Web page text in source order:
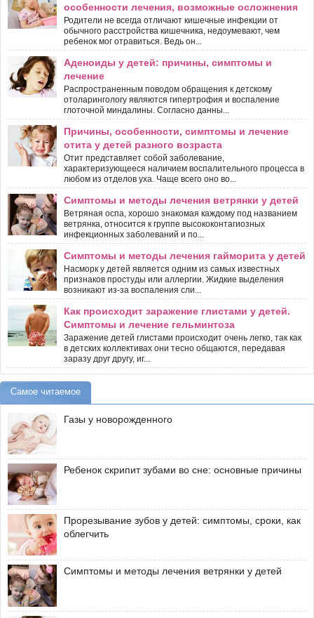
особенности лечения, возможные осложнения
Родители не всегда отличают кишечные инфекции от
обычного расстройства кишечника, недоумевают, чем
ребенок мог отравиться. Ведь он...
Аденоиды у детей: причины, симптомы и
лечение
Распространенным поводом обращения к детскому
отоларингологу являются гипертрофия и воспаление
глоточной миндалины. Согласно данны...
Причины, особенности, симптомы и лечение
отита у детей разного возраста
Отит представляет собой заболевание,
характеризующееся наличием воспалительного процесса в
любом из отделов уха. Чаще всего оно во...
Симптомы и методы лечения ветрянки у детей
Ветряная оспа, хорошо знакомая каждому под названием
ветрянка, относится к группе высококонтагиозных
инфекционных заболеваний и по...
Симптомы и методы лечения гайморита у детей
Насморк у детей является одним из самых известных
признаков простуды или аллергии. Жидкие выделения
возникают из-за воспаления сли...
Как происходит заражение глистами у детей.
Симптомы и лечение гельминтоза
Заражение детей глистами происходит очень легко, так как
в детских коллективах они тесно общаются, передавая
заразу друг другу, иг...
Самое читаемое
Газы у новорожденного
Ребенок скрипит зубами во сне: основные причины
Прорезывание зубов у детей: симптомы, сроки, как
облегчить
Симптомы и методы лечения ветрянки у детей